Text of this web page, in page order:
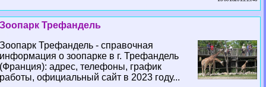
Зоопарк Трефандель
Зоопарк Трефандель - справочная
информация о зоопарке в г. Трефандель
(Франция): адрес, телефоны, график
работы, официальный сайт в 2023 году...